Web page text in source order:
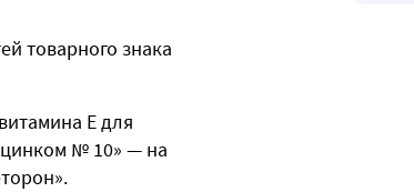
товарного знака
Е для
цинком № 10» — на